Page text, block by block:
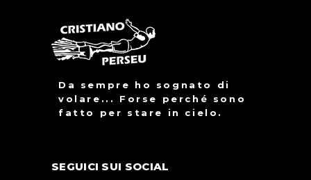
Da sempre ho sognato di
volare... Forse perché sono
fatto per stare in cielo.
SEGUICI SUI SOCIAL